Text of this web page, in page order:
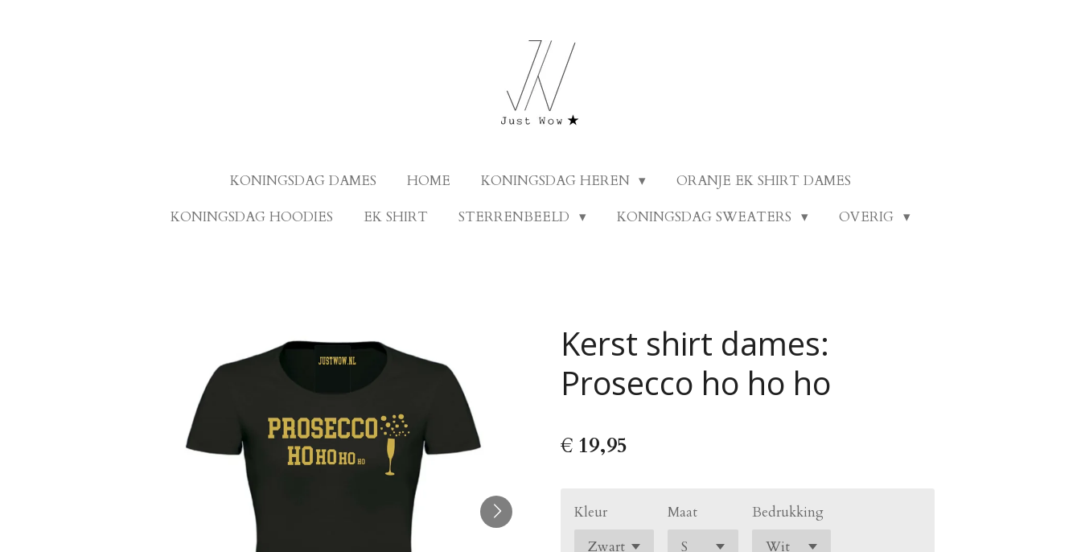
KONINGSDAG DAMES HOME KONINGSDAG HEREN
ORANJE EK SHIRT DAMES
KONINGSDAG HOODIES
EK SHIRT STERRENBEELD KONINGSDAG SWEATERS OVERIG
Kerst shirt dames:
Prosecco ho ho ho
€ 19,95
Kleur Maat Bedrukking